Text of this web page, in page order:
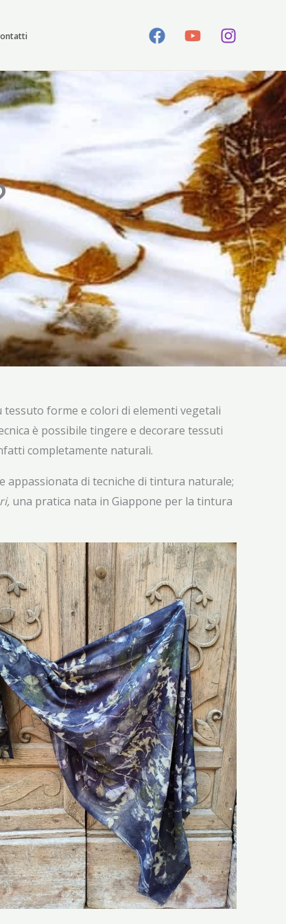
forme e colori di elementi vegetali
è possibile tingere e decorare tessuti
completamente naturali.
appassionata di tecniche di tintura naturale;
una pratica nata in Giappone per la tintura